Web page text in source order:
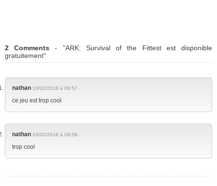
2 Comments - "ARK: Survival of the Fittest est disponible
gratuitement"
nathan 10/02/2018 à 09:57 -
ce jeu est trop cool
nathan 10/02/2018 à 09:58 -
trop cool